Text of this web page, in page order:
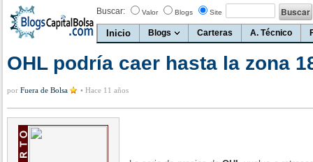
Buscar: Valor Blogs Site
Inicio Blogs Carteras A. Técnico
OHL podría caer hasta la zona
por Fuera de Bolsa • Hace 11 años